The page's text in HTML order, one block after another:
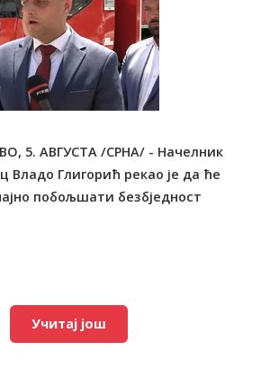
5. АВГУСТА /СРНА/ - Начелник
Владо Глигорић рекао је да ће
побољшати безбједност
Учитај још